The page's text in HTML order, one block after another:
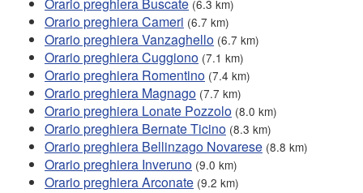
(6.3 km)
Orario preghiera Cameri (6.7 km)
Orario preghiera Vanzaghello (6.7 km)
Orario preghiera Cuggiono (7.1 km)
Orario preghiera Romentino (7.4 km)
Orario preghiera Magnago (7.7 km)
Orario preghiera Lonate Pozzolo (8.0 km)
Orario preghiera Bernate Ticino (8.3 km)
Orario preghiera Bellinzago Novarese (8.8 km)
Orario preghiera Inveruno (9.0 km)
Orario preghiera Arconate (9.2 km)